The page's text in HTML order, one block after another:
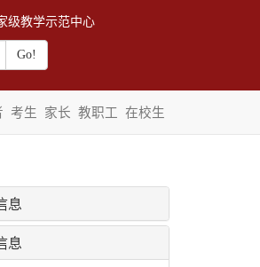
级教学示范中心
考生 家长 教职工 在校生
息
息